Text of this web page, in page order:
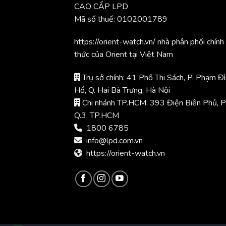
CAO CẤP LPD
Mã số thuế: 0102001789
https://orient-watch.vn/ nhà phân phối chính
thức của Orient tại Việt Nam
Trụ sở chính: 41 Phố Thi Sách, P. Phạm
Hổ, Q. Hai Bà Trưng, Hà Nội
Chi nhánh TP.HCM: 393 Điện Biên Phủ,
Q.3, TP.HCM
1800 6785
info@lpd.com.vn
https://orient-watch.vn